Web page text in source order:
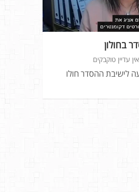
בחולון
אין עדיין טוקבקים
לישיבת ההסדר חולו